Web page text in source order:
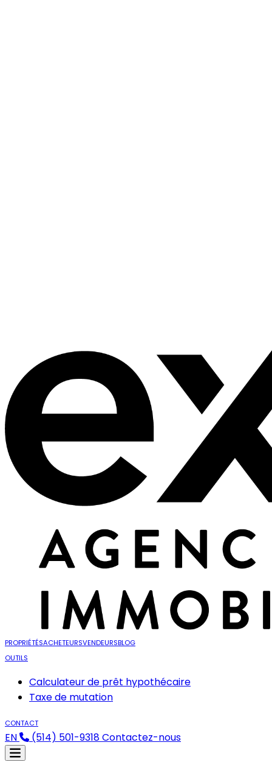
PROPRIÉTÉSACHETEURSVENDEURSBLOG
OUTILS
Calculateur de prêt hypothécaire
Taxe de mutation
CONTACT
EN (514) 501-9318Contactez-nous